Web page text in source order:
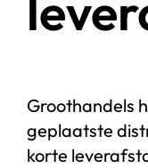
Groothandels
geplaatste
korte